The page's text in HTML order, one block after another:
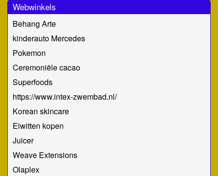
Webwinkels
Behang Arte
kinderauto Mercedes
Pokemon
Ceremoniële cacao
Superfoods
https://www.intex-zwembad.nl/
Korean skincare
Eiwitten kopen
Juicer
Weave Extensions
Olaplex